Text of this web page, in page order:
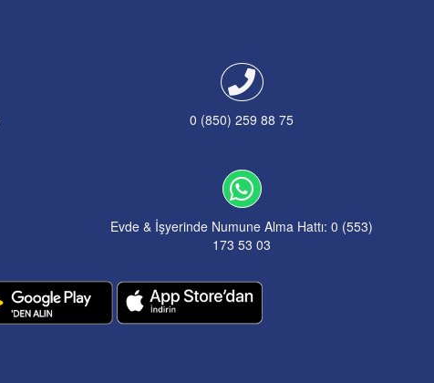
0 (850) 259 88 75
Evde & İşyerinde Numune Alma Hattı: 0 (553)
173 53 03